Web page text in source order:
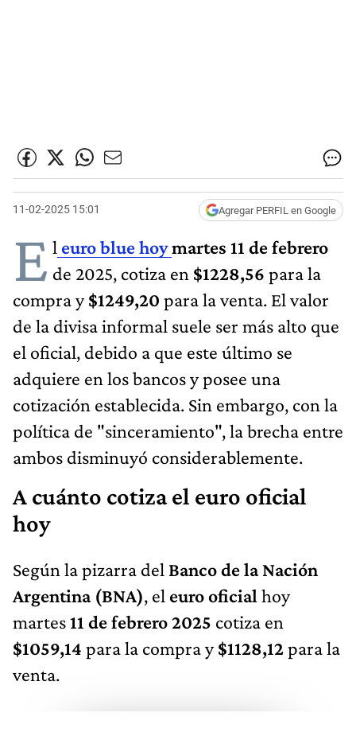
11-02-2025 15:01 Agregar PERFIL en Google
E l euro blue hoymartes 11 de febrero
de 2025, cotiza en $1228,56 para la
compra y$1249,20 para la venta. El valor
de la divisa informal suele ser más alto que
el oficial, debido a que este último se
adquiere en los bancos y posee una
cotización establecida. Sin embargo, con la
política de "sinceramiento", la brecha entre
ambos disminuyó considerablemente.
A cuánto cotiza el euro oficial
hoy
Según la pizarra del Banco de la Nación
Argentina (BNA), el euro oficial hoy
martes11 de febrero 2025 cotiza en
$1059,14 para la compra y$1128,12para la
venta.